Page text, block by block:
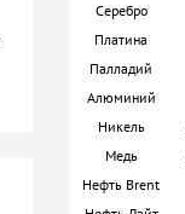
Серебро
Платина
Палладий
Алюминий
Никель
Медь
Нефть Brent